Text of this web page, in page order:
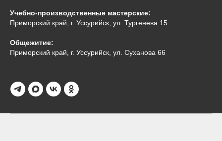
Учебно-производственные мастерские:
Приморский край, г. Уссурийск, ул. Тургенева 15
Общежитие:
Приморский край, г. Уссурийск, ул. Суханова 66